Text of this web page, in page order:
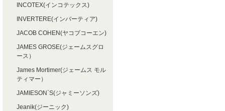
INCOTEX(インコテックス)
INVERTERE(インバーティア)
JACOB COHEN(ヤコブコーエン)
JAMES GROSE(ジェームスグロ
ース）
James Mortimer(ジェームス モル
ティマー）
JAMIESON`S(ジャミーソンズ)
Jeanik(ジーニック)